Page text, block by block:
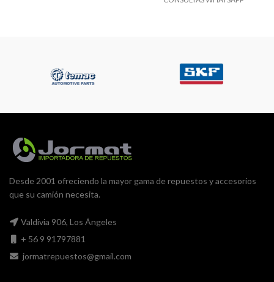
Desde 2001 ofreciendo la mayor gama de repuestos y accesorios
que su camión necesita.
Valdivia 906, Los Ángeles
+ 56 9 91797881
jormatrepuestos@gmail.com